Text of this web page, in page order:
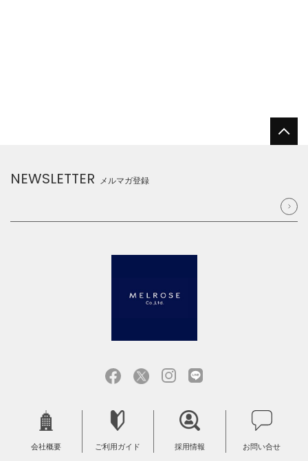
NEWSLETTER メルマガ登録
会社概要 ご利用ガイド 採用情報 お問い合せ